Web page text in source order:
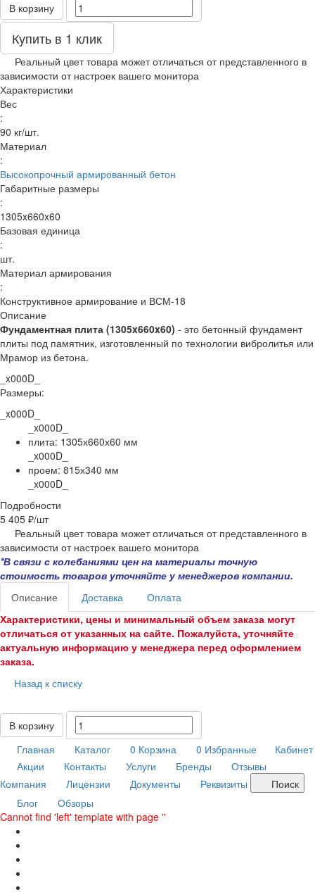
В корзину
Купить в 1 клик
Реальный цвет товара может отличаться от представленного в
зависимости от настроек вашего монитора
Характеристики
Вес
:
90 кг/шт.
Материал
:
Высокопрочный армированный бетон
Габаритные размеры
:
1305x660x60
Базовая единица
:
шт.
Материал армирования
:
Конструктивное армирование и ВСМ-18
Описание
Фундаментная плита (1305x660x60) - это бетонный фундамент
плиты под памятник, изготовленный по технологии вибролитья или
Мрамор из бетона.
_x000D_
Размеры:
_x000D_
_x000D_
плита: 1305х660х60 мм
_x000D_
проем: 815х340 мм
_x000D_
Подробности
5 405 ₽/шт
Реальный цвет товара может отличаться от представленного в
зависимости от настроек вашего монитора
*В связи с колебаниями цен на материалы точную
стоимость товаров уточняйте у менеджеров компании.
Описание
Доставка
Оплата
Характеристики, цены и минимальный объем заказа могут
отличаться от указанных на сайте. Пожалуйста, уточняйте
актуальную информацию у менеджера перед оформлением
заказа.
Назад к списку
В корзину
Главная
Каталог 0 Корзина 0 Избранные
Кабинет
Акции
Контакты Услуги Бренды
Отзывы
Компания
Лицензии Документы Реквизиты
Поиск
Блог
Обзоры
Cannot find 'left' template with page ''